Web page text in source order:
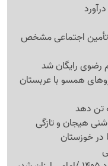
تأمین اجتماعی مشخص
رضوی رایگان شد
همسو با عربستان
تن دهد
هیجان و تازگی
در خوزستان